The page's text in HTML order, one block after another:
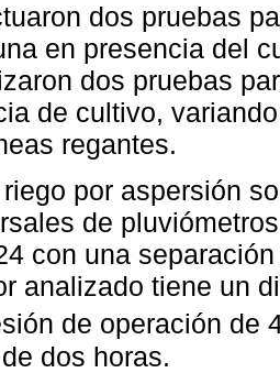
dos pruebas
en presencia del
dos pruebas
de cultivo,
regantes.
por aspersión
de
con una
analizado tiene un
de operación de
dos horas.